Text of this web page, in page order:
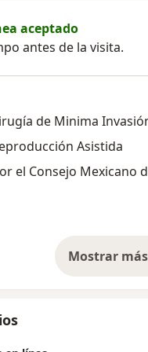
aceptado
antes de la visita.
de Minima
Asistida
el Consejo Mexicano
Mostrar